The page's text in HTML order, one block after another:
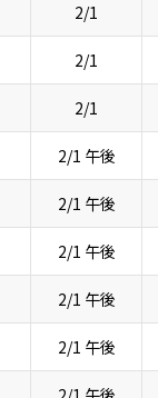
2/1
2/1
2/1
2/1 午後
2/1 午後
2/1 午後
2/1 午後
2/1 午後